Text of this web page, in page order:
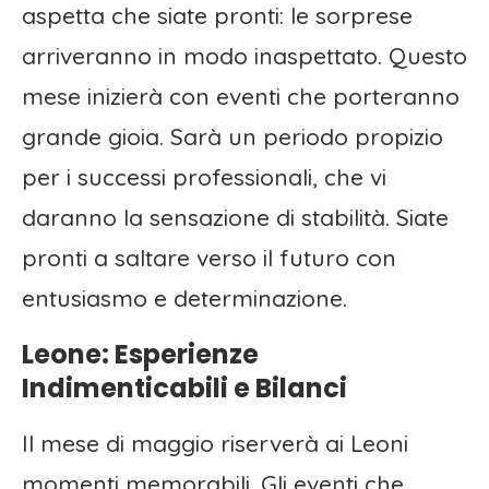
aspetta che siate pronti: le sorprese
arriveranno in modo inaspettato. Questo
mese inizierà con eventi che porteranno
grande gioia. Sarà un periodo propizio
per i successi professionali, che vi
daranno la sensazione di stabilità. Siate
pronti a saltare verso il futuro con
entusiasmo e determinazione.
Leone: Esperienze
Indimenticabili e Bilanci
Il mese di maggio riserverà ai Leoni